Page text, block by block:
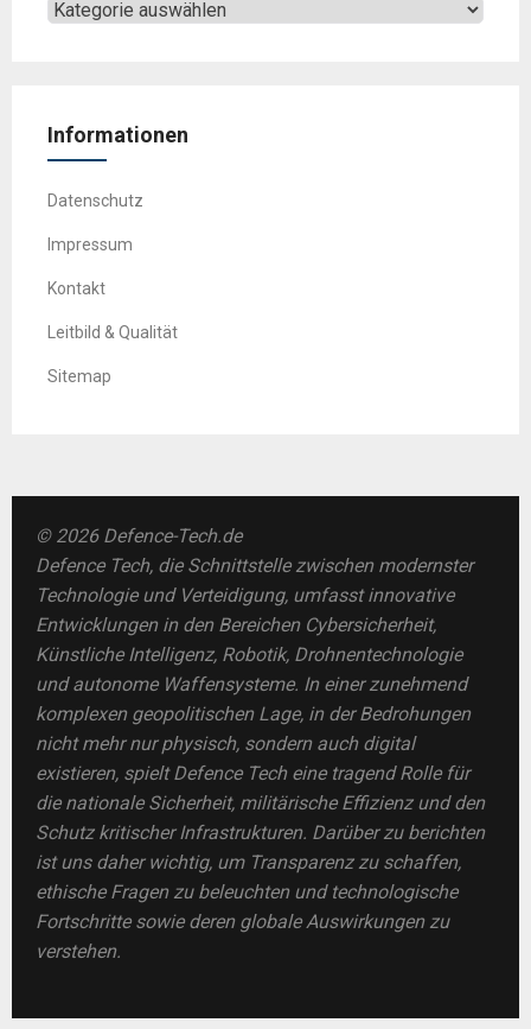
Informationen
Datenschutz
Impressum
Kontakt
Leitbild & Qualität
Sitemap
© 2026 Defence-Tech.de
Defence Tech, die Schnittstelle zwischen modernster
Technologie und Verteidigung, umfasst innovative
Entwicklungen in den Bereichen Cybersicherheit,
Künstliche Intelligenz, Robotik, Drohnentechnologie
und autonome Waffensysteme. In einer zunehmend
komplexen geopolitischen Lage, in der Bedrohungen
nicht mehr nur physisch, sondern auch digital
existieren, spielt Defence Tech eine tragend Rolle für
die nationale Sicherheit, militärische Effizienz und den
Schutz kritischer Infrastrukturen. Darüber zu berichten
ist uns daher wichtig, um Transparenz zu schaffen,
ethische Fragen zu beleuchten und technologische
Fortschritte sowie deren globale Auswirkungen zu
verstehen.